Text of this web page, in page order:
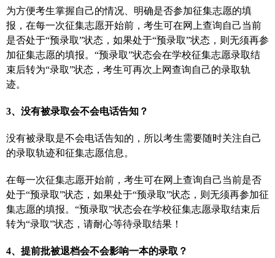
为方便考生掌握自己的情况、明确是否参加征集志愿的填
报，在每一次征集志愿开始前，考生可在网上查询自己当前
是否处于“预录取”状态，如果处于“预录取”状态，则无须再参
加征集志愿的填报。“预录取”状态会在学校征集志愿录取结
束后转为“录取”状态，考生可再次上网查询自己的录取轨
迹。
3、没有被录取会不会电话告知？
没有被录取是不会电话告知的，所以考生需要随时关注自己
的录取轨迹和征集志愿信息。
在每一次征集志愿开始前，考生可在网上查询自己当前是否
处于“预录取”状态，如果处于“预录取”状态，则无须再参加征
集志愿的填报。“预录取”状态会在学校征集志愿录取结束后
转为“录取”状态，请耐心等待录取结果！
4、提前批被退档会不会影响一本的录取？